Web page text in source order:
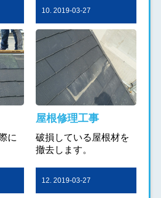
に
10. 2019-03-27
屋根修理工事
破損している屋根材を
撤去します。
12. 2019-03-27